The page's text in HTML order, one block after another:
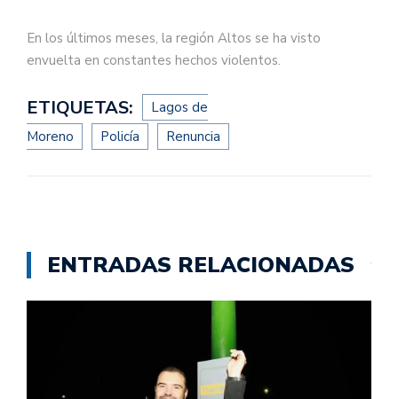
En los últimos meses, la región Altos se ha visto
envuelta en constantes hechos violentos.
ETIQUETAS:
Lagos de
Moreno
Policía Renuncia
ENTRADAS RELACIONADAS